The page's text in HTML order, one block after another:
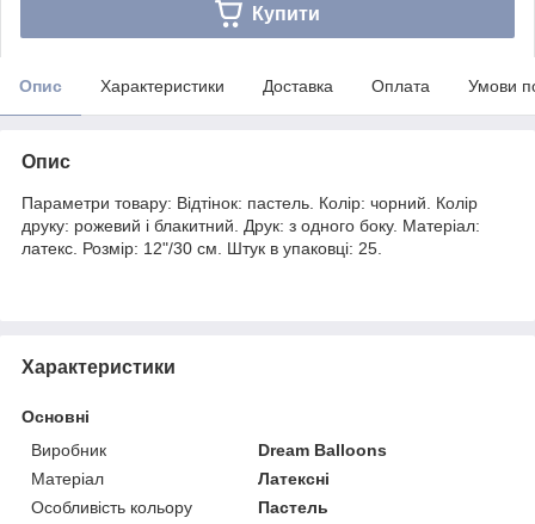
Купити
Опис Характеристики Доставка Оплата Умови
Опис
Параметри товару: Відтінок: пастель. Колір: чорний. Колір
друку: рожевий і блакитний. Друк: з одного боку. Матеріал:
латекс. Розмір: 12"/30 см. Штук в упаковці: 25.
Характеристики
Основні
Виробник
Dream Balloons
Матеріал
Латексні
Особливість кольору
Пастель